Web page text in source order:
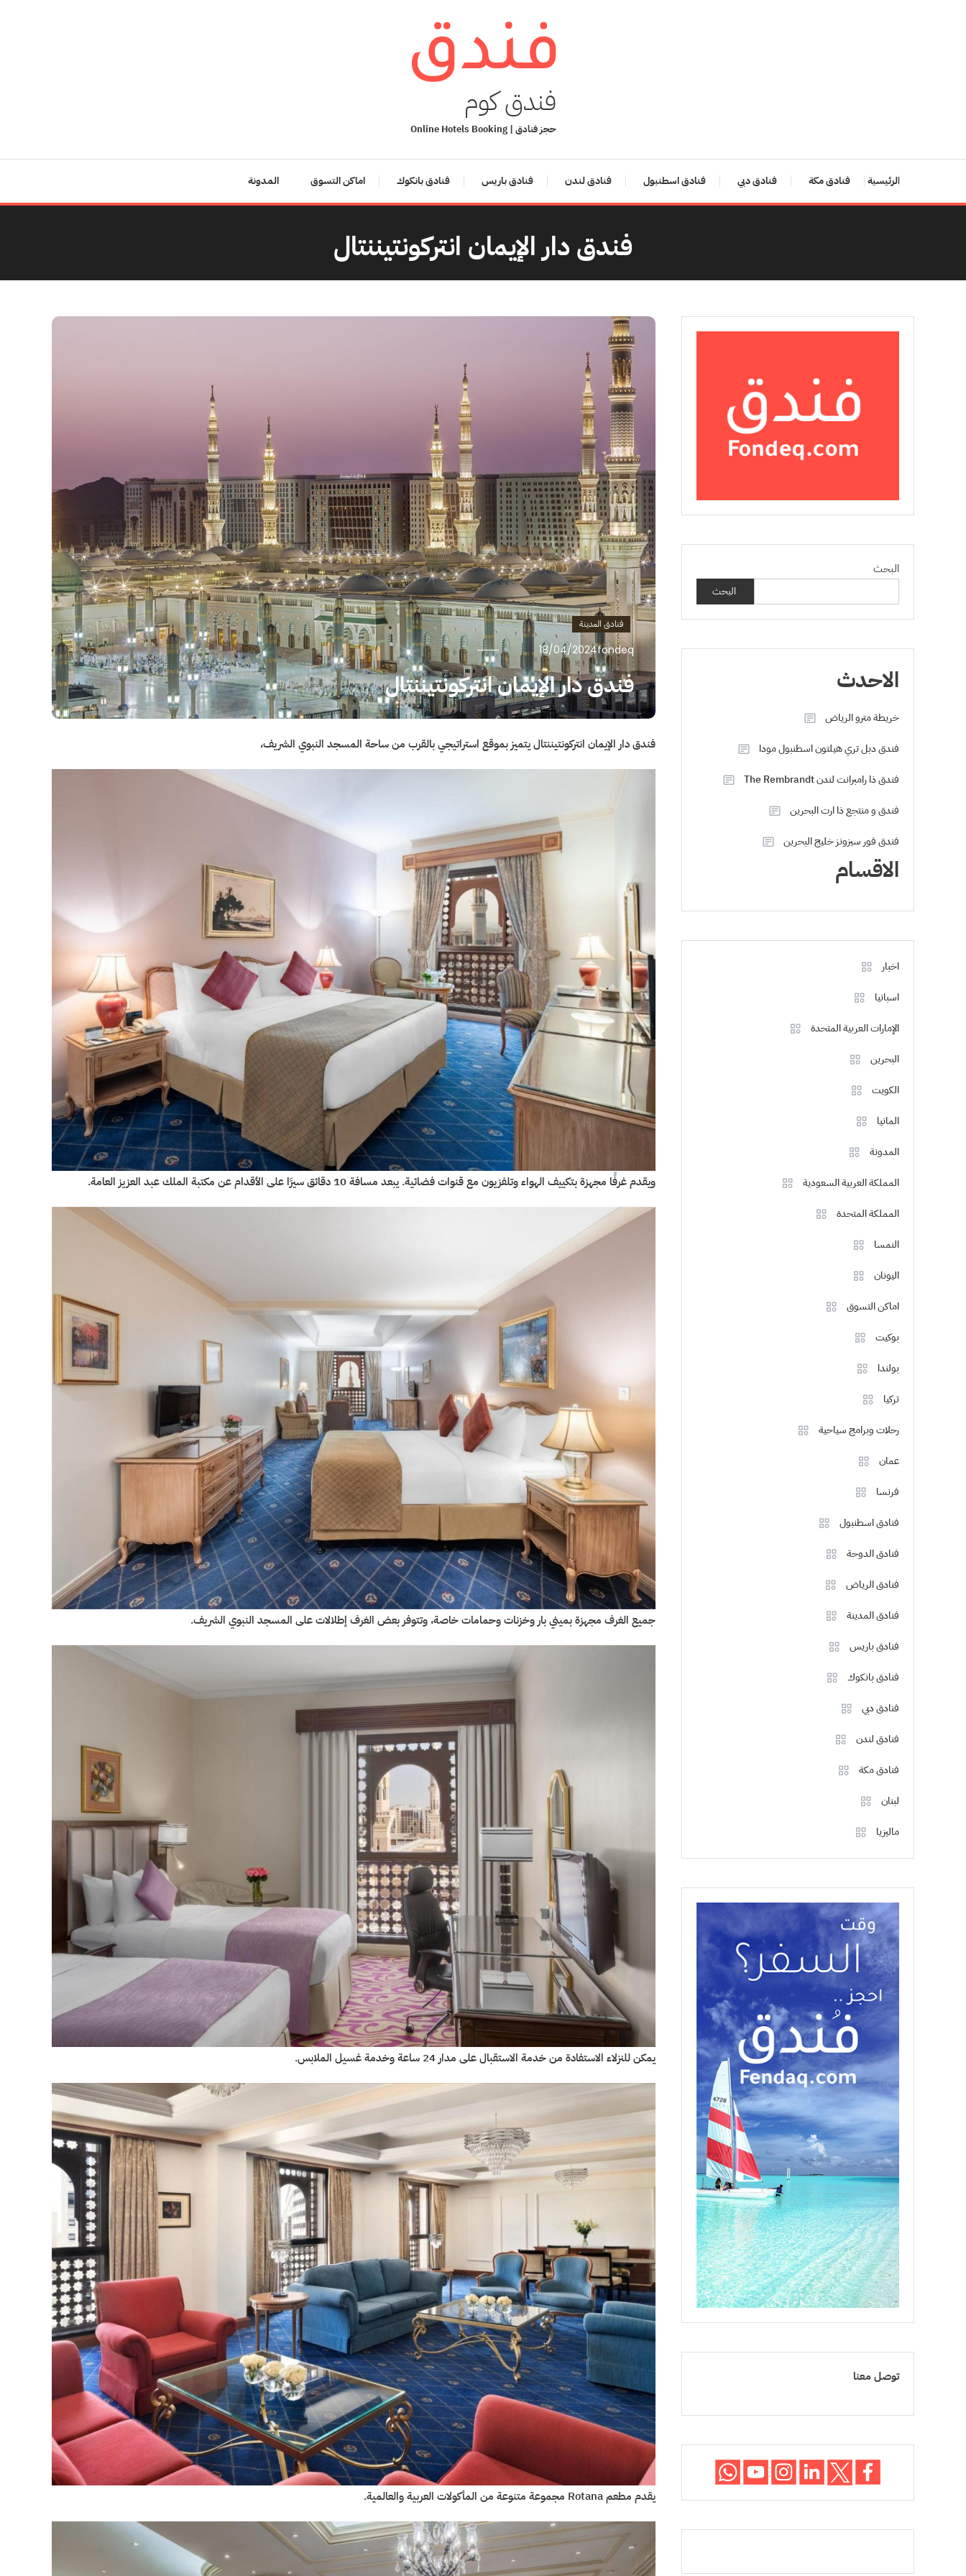
فندق كوم
حجز فنادق | Online Hotels Booking
الرئيسية فنادق مكة فنادق دبي فنادق اسطنبول فنادق لندن فنادق باريس فنادق بانكوك اماكن التسوق المدونة
فندق دار الإيمان انتركونتيننتال
فنادق المدينة
18/04/2024fondeq
فندق دار الإيمان انتركونتيننتال
فندق دار الإيمان انتركونتيننتال يتميز بموقع استراتيجي بالقرب من ساحة المسجد النبوي الشريف،
ويقدم غرفًا مجهزة بتكييف الهواء وتلفزيون مع قنوات فضائية. يبعد مسافة 10 دقائق سيرًا على الأقدام عن مكتبة الملك عبد العزيز العامة.
جميع الغرف مجهزة بميني بار وخزنات وحمامات خاصة، وتتوفر بعض الغرف إطلالات على المسجد النبوي الشريف.
يمكن للنزلاء الاستفادة من خدمة الاستقبال على مدار 24 ساعة وخدمة غسيل الملابس.
يقدم مطعم Rotana مجموعة متنوعة من المأكولات العربية والعالمية.
البحث
البحث
الاحدث
خريطة مترو الرياض
فندق دبل تري هيلتون اسطنبول مودا
فندق ذا رامبرانت لندن The Rembrandt
فندق و منتجع ذا ارت البحرين
فندق فور سيزونز خليج البحرين
الاقسام
اخبار
اسبانيا
الإمارات العربية المتحدة
البحرين
الكويت
المانيا
المدونة
المملكة العربية السعودية
المملكة المتحدة
النمسا
اليونان
اماكن التسوق
بوكيت
بولندا
تركيا
رحلات وبرامج سياحية
عمان
فرنسا
فنادق اسطنبول
فنادق الدوحة
فنادق الرياض
فنادق المدينة
فنادق باريس
فنادق بانكوك
فنادق دبي
فنادق لندن
فنادق مكة
لبنان
ماليزيا
توصل معنا